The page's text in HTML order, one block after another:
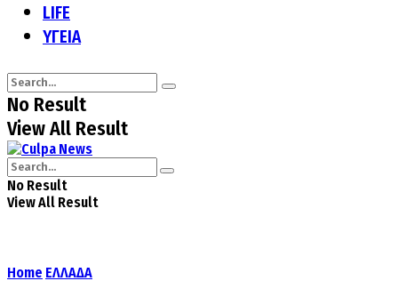
LIFE
ΥΓΕΙΑ
No Result
View All Result
No Result
View All Result
Home ΕΛΛΑΔΑ